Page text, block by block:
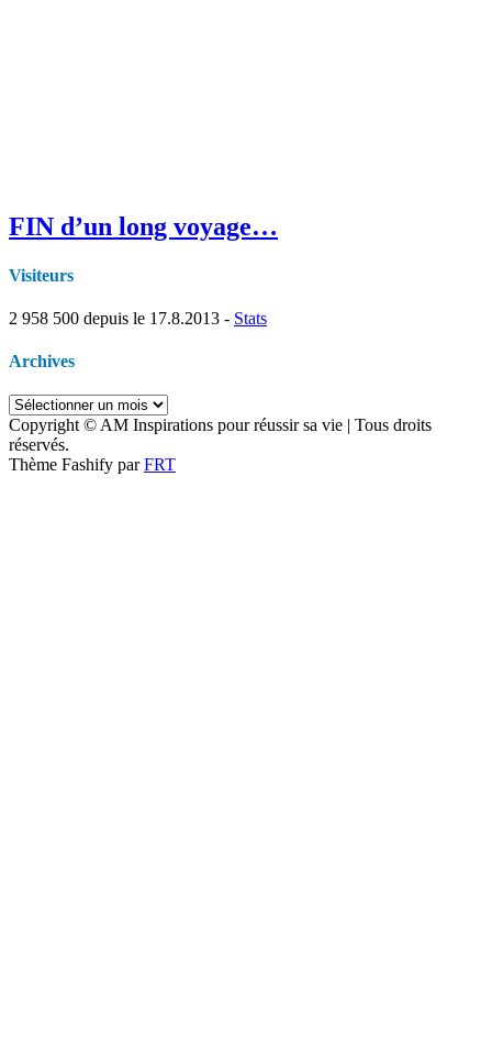
FIN d’un long voyage…
Visiteurs
2 958 500 depuis le 17.8.2013 - Stats
Archives
Archives
Copyright © AM Inspirations pour réussir sa vie | Tous droits
réservés.
Thème Fashify parFRT